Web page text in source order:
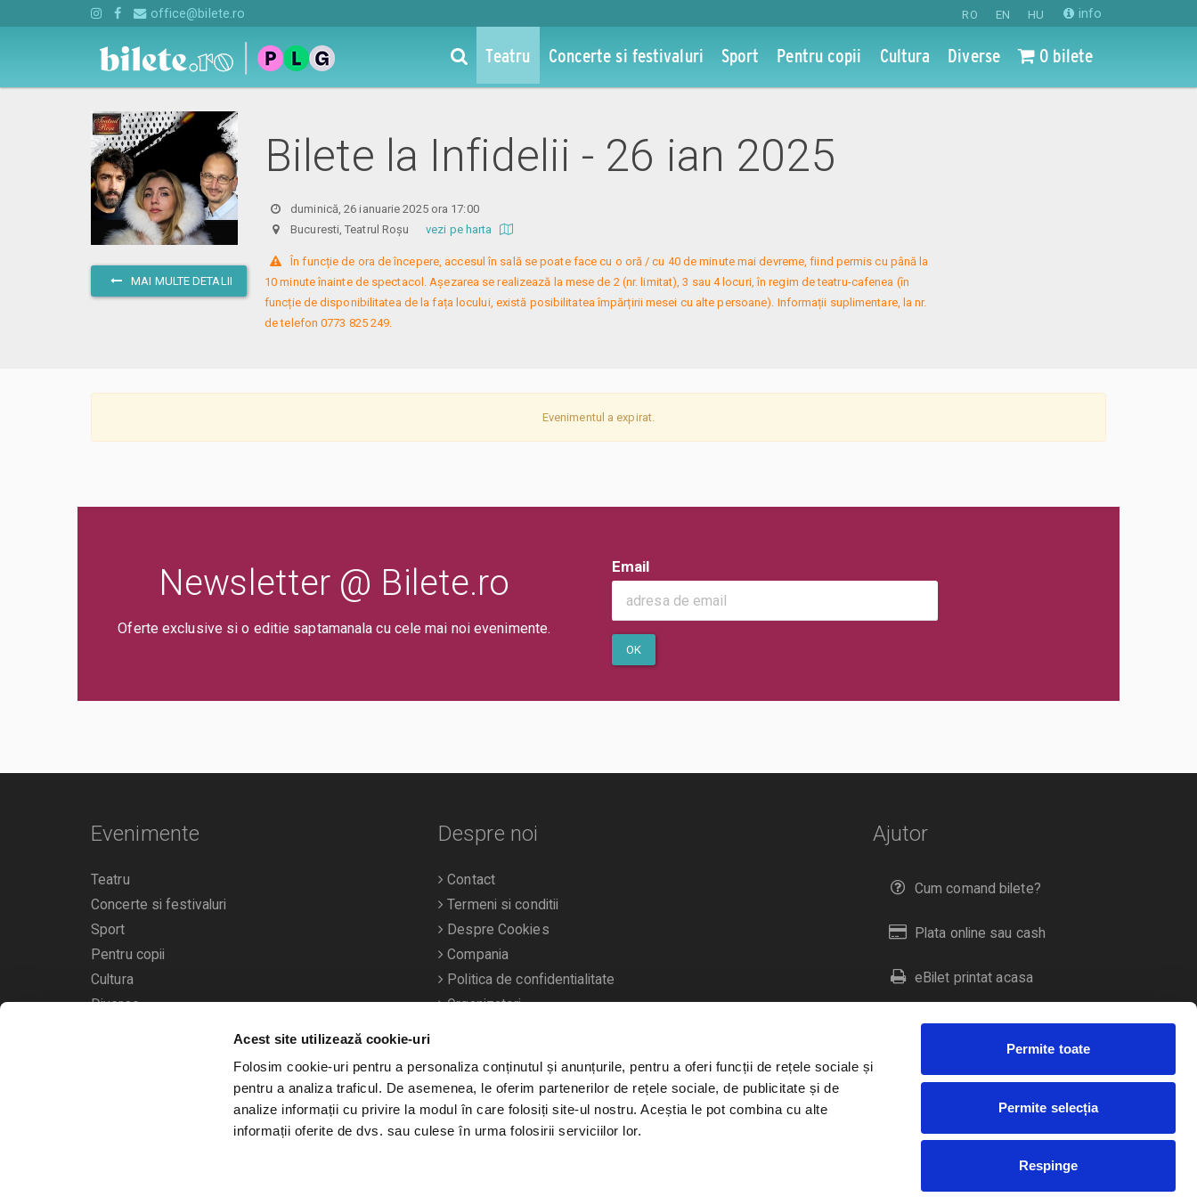
Acest site utilizează cookie-uri
Folosim cookie-uri pentru a personaliza conținutul și anunțurile, pentru a oferi funcții de rețele sociale și
pentru a analiza traficul. De asemenea, le oferim partenerilor de rețele sociale, de publicitate și de
analize informații cu privire la modul în care folosiți site-ul nostru. Aceștia le pot combina cu alte
informații oferite de dvs. sau culese în urma folosirii serviciilor lor.
Permite toate
Permite selecția
Respinge
RO EN HU info
office@bilete.ro
Teatru Concerte si festivaluri Sport Pentru copii Cultura Diverse 0 bilete
MAI MULTE DETALII
Bilete la Infidelii - 26 ian 2025
duminică, 26 ianuarie 2025 ora 17:00
Bucuresti, Teatrul Roșu vezi pe harta
În funcție de ora de începere, accesul în sală se poate face cu o oră / cu 40 de minute mai devreme, fiind permis cu până la
10 minute înainte de spectacol. Așezarea se realizează la mese de 2 (nr. limitat), 3 sau 4 locuri, în regim de teatru-cafenea (în
funcție de disponibilitatea de la fața locului, există posibilitatea împărțirii mesei cu alte persoane). Informații suplimentare, la nr.
de telefon 0773 825 249.
Evenimentul a expirat.
Newsletter @ Bilete.ro
Oferte exclusive si o editie saptamanala cu cele mai noi evenimente.
Email
OK
Ajutor
Cum comand bilete?
Plata online sau cash
eBilet printat acasa
Livrare prin curier
Duplicare bilete
Evenimente
Teatru
Concerte si festivaluri
Sport
Pentru copii
Cultura
Diverse
Calendarul evenimentelor
Despre noi
Contact
Termeni si conditii
Despre Cookies
Compania
Politica de confidentialitate
Organizatori